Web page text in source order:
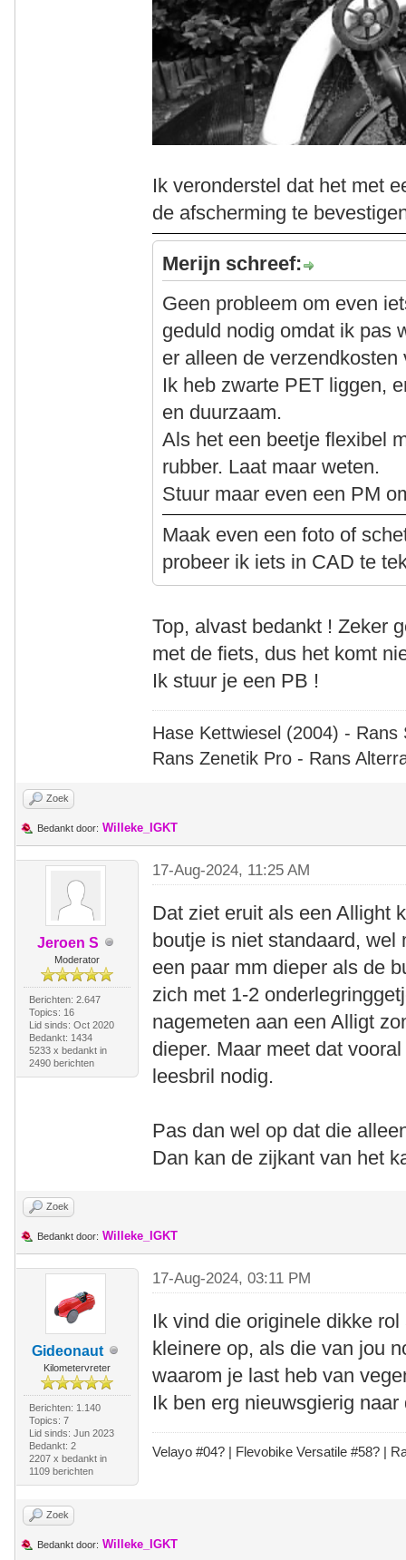
Ik veronderstel dat het met
de afscherming te
Merijn schreef:
Geen probleem om even
geduld nodig omdat ik pas
er alleen de verzendkosten
Ik heb zwarte PET liggen,
en duurzaam.
Als het een beetje flexibel
rubber. Laat maar weten.
Stuur maar even een PM
Maak even een foto of
probeer ik iets in CAD te
Top, alvast bedankt ! Zeker
met de fiets, dus het komt
Ik stuur je een PB !
Hase Kettwiesel (2004) -
Rans Zenetik Pro - Rans
Zoek
Bedankt door: Willeke_IGKT
Jeroen S
Moderator
Berichten: 2.647
Topics: 16
Lid sinds: Oct 2020
Bedankt: 1434
5233 x bedankt in
2490 berichten
17-Aug-2024, 11:25 AM
Dat ziet eruit als een Allight
boutje is niet standaard,
een paar mm dieper als de
zich met 1-2
nagemeten aan een Alligt
dieper. Maar meet dat
leesbril nodig.
Pas dan wel op dat die
Dan kan de zijkant van het
Zoek
Bedankt door: Willeke_IGKT
Gideonaut
Kilometervreter
Berichten: 1.140
Topics: 7
Lid sinds: Jun 2023
Bedankt: 2
2207 x bedankt in
1109 berichten
17-Aug-2024, 03:11 PM
Ik vind die originele dikke
kleinere op, als die van jou
waarom je last heb van
Ik ben erg nieuwsgierig
Velayo #04? | Flevobike Versatile #58? |
Zoek
Bedankt door: Willeke_IGKT